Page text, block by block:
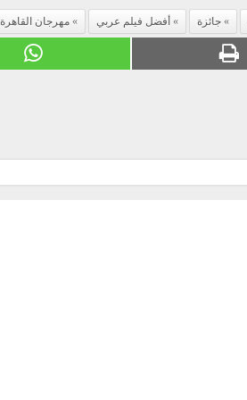
جائزة أفضل فيلم عربي مهرجان